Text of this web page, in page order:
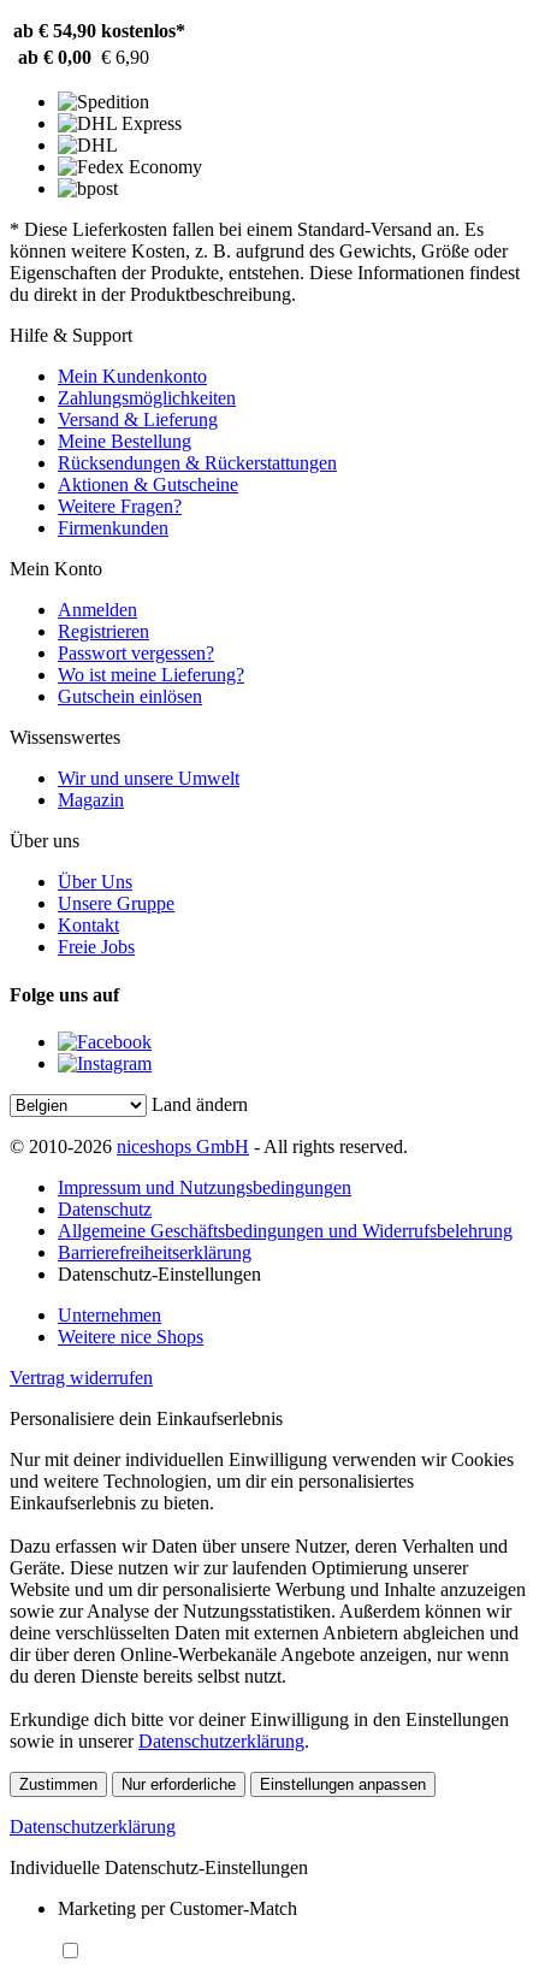
ab € 54,90 kostenlos*
ab € 0,00 € 6,90
* Diese Lieferkosten fallen bei einem Standard-Versand an. Es
können weitere Kosten, z. B. aufgrund des Gewichts, Größe oder
Eigenschaften der Produkte, entstehen. Diese Informationen findest
du direkt in der Produktbeschreibung.
Hilfe & Support
Mein Kundenkonto
Zahlungsmöglichkeiten
Versand & Lieferung
Meine Bestellung
Rücksendungen & Rückerstattungen
Aktionen & Gutscheine
Weitere Fragen?
Firmenkunden
Mein Konto
Anmelden
Registrieren
Passwort vergessen?
Wo ist meine Lieferung?
Gutschein einlösen
Wissenswertes
Wir und unsere Umwelt
Magazin
Über uns
Über Uns
Unsere Gruppe
Kontakt
Freie Jobs
Folge uns auf
Land ändern
© 2010-2026 niceshops GmbH - All rights reserved.
Impressum und Nutzungsbedingungen
Datenschutz
Allgemeine Geschäftsbedingungen und Widerrufsbelehrung
Barrierefreiheitserklärung
Datenschutz-Einstellungen
Unternehmen
Weitere nice Shops
Vertrag widerrufen
Personalisiere dein Einkaufserlebnis
Nur mit deiner individuellen Einwilligung verwenden wir Cookies
und weitere Technologien, um dir ein personalisiertes
Einkaufserlebnis zu bieten.
Dazu erfassen wir Daten über unsere Nutzer, deren Verhalten und
Geräte. Diese nutzen wir zur laufenden Optimierung unserer
Website und um dir personalisierte Werbung und Inhalte anzuzeigen
sowie zur Analyse der Nutzungsstatistiken. Außerdem können wir
deine verschlüsselten Daten mit externen Anbietern abgleichen und
dir über deren Online-Werbekanäle Angebote anzeigen, nur wenn
du deren Dienste bereits selbst nutzt.
Erkundige dich bitte vor deiner Einwilligung in den Einstellungen
sowie in unsererDatenschutzerklärung.
Zustimmen Nur erforderliche Einstellungen anpassen
Datenschutzerklärung
Individuelle Datenschutz-Einstellungen
Marketing per Customer-Match